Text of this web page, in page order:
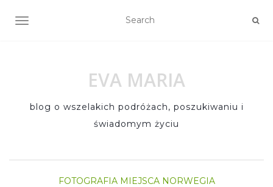
TOGGLE NAVIGATION
EVA MARIA
blog o wszelakich podróżach, poszukiwaniu i
świadomym życiu
FOTOGRAFIA MIEJSCA NORWEGIA